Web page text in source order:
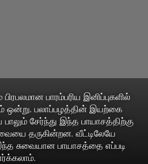
பிரபலமான பாரம்பரிய இனிப்புகளில்
ஒன்று. பலாப்பழத்தின் இயற்கை
சேர்ந்து இந்த பாயாசத்திற்கு
தருகின்றன. வீட்டிலேயே
சுவையான பாயாசத்தை எப்படி